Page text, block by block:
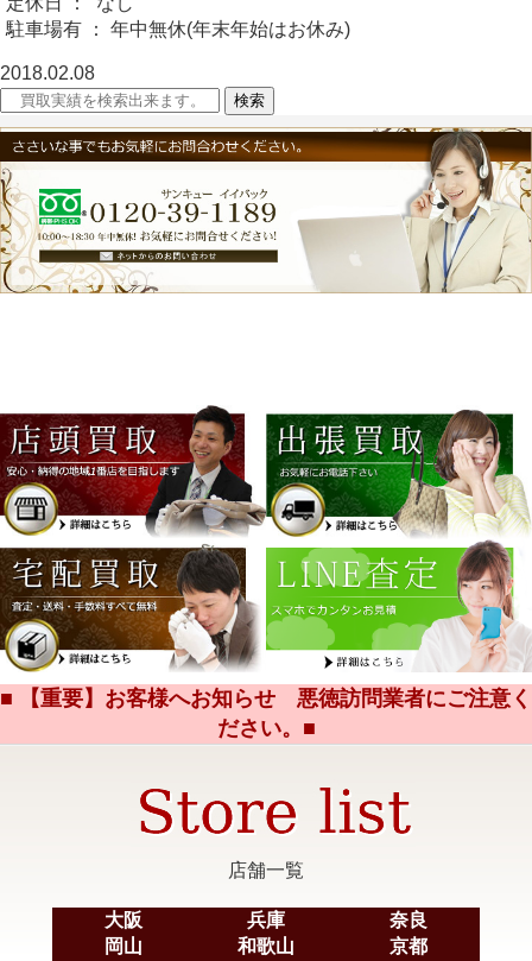
駐車場有 ： 年中無休(年末年始はお休み)
2018.02.08
■ 【重要】お客様へお知らせ 悪徳訪問業者にご注意く
ださい。■
店舗一覧
大阪 兵庫
奈良
岡山
和歌山
京都